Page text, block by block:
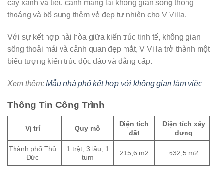
cây xanh và tiểu cảnh mang lại không gian sống thông
thoáng và bổ sung thêm vẻ đẹp tự nhiên cho V Villa.
Với sự kết hợp hài hòa giữa kiến trúc tinh tế, không gian
sống thoải mái và cảnh quan đẹp mắt, V Villa trở thành một
biểu tượng kiến trúc độc đáo và đẳng cấp.
Xem thêm: Mẫu nhà phố kết hợp với không gian làm việc
Thông Tin Công Trình
Vị trí Quy mô
Diện tích
đất
Diện tích xây
dựng
Thành phố Thủ
Đức
1 trệt, 3 lầu, 1
tum
215,6 m2 632,5 m2